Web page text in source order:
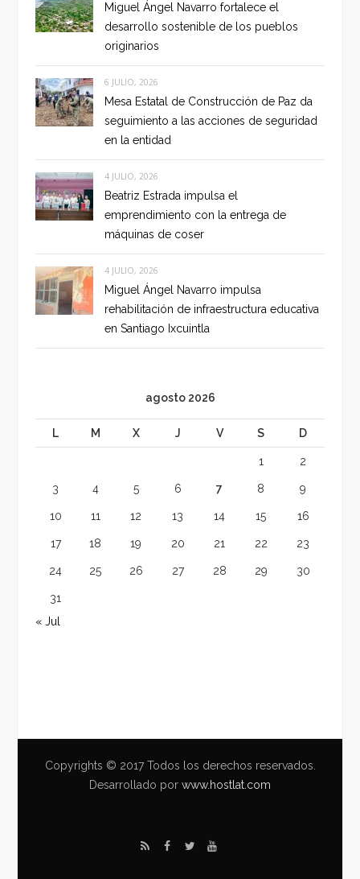
Miguel Ángel Navarro fortalece el
desarrollo sostenible de los pueblos
originarios
6 JULIO, 2026
Mesa Estatal de Construcción de Paz da
seguimiento a las acciones de seguridad
en la entidad
4 JULIO, 2026
Beatriz Estrada impulsa el
emprendimiento con la entrega de
máquinas de coser
4 JULIO, 2026
Miguel Ángel Navarro impulsa
rehabilitación de infraestructura educativa
en Santiago Ixcuintla
agosto 2026
L M X J V S D
1 2
3 4 5 6 7 8 9
10 11 12 13 14 15 16
17 18 19 20 21 22 23
24 25 26 27 28 29 30
31
« Jul
Copyrights © 2017 Todos los derechos reservados.
Desarrollado por www.hostlat.com
R
F
T
Y